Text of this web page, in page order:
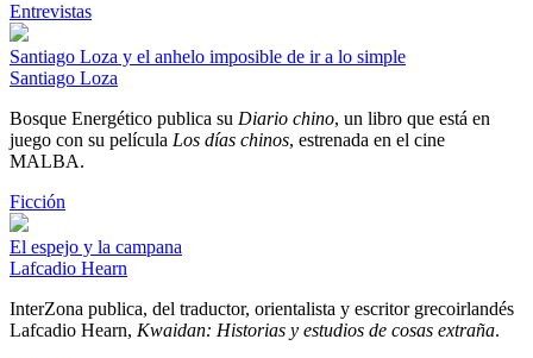
Entrevistas
Santiago Loza y el anhelo imposible de ir a lo simple
Santiago Loza
Bosque Energético publica su Diario chino, un libro que está en
juego con su película Los días chinos, estrenada en el cine
MALBA.
Ficción
El espejo y la campana
Lafcadio Hearn
InterZona publica, del traductor, orientalista y escritor grecoirlandés
Lafcadio Hearn, Kwaidan: Historias y estudios de cosas extraña.